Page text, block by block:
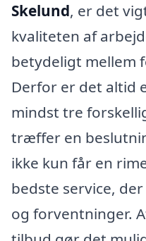
Skelund, er det
kvaliteten af
betydeligt mellem
Derfor er det altid
mindst tre
træffer en
ikke kun får en
bedste service,
og forventninger.